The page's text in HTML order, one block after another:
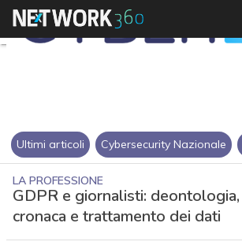
Ultimi articoli Cybersecurity Nazionale
LA PROFESSIONE
GDPR e giornalisti:
cronaca e trattamento dei dati